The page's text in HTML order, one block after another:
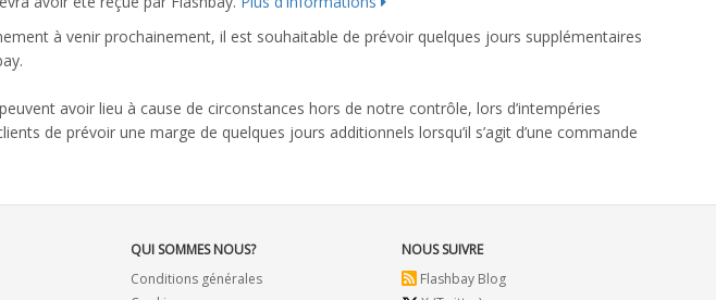
à venir prochainement, il est souhaitable de prévoir quelques jours supplémentaires
avoir lieu à cause de circonstances hors de notre contrôle, lors d’intempéries
de prévoir une marge de quelques jours additionnels lorsqu’il s’agit d’une commande
QUI SOMMES NOUS?
Conditions générales
NOUS SUIVRE
Flashbay Blog